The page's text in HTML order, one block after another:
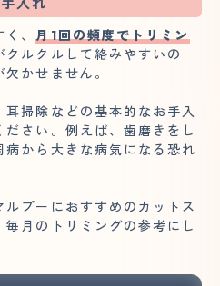
、 月1回の頻度でトリミン
クルクルして絡みやすいの
かせません。
掃除などの基本的なお手入
さい。例えば、歯磨きをし
から大きな病気になる恐れ
プーにおすすめのカットス
月のトリミングの参考にし